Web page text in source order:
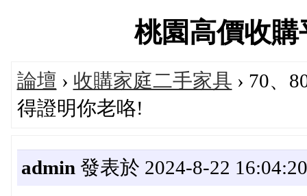
桃園高價收
論壇 › 收購家庭二手家具 › 70、
得證明你老咯!
admin 發表於 2024-8-22 16:04:20